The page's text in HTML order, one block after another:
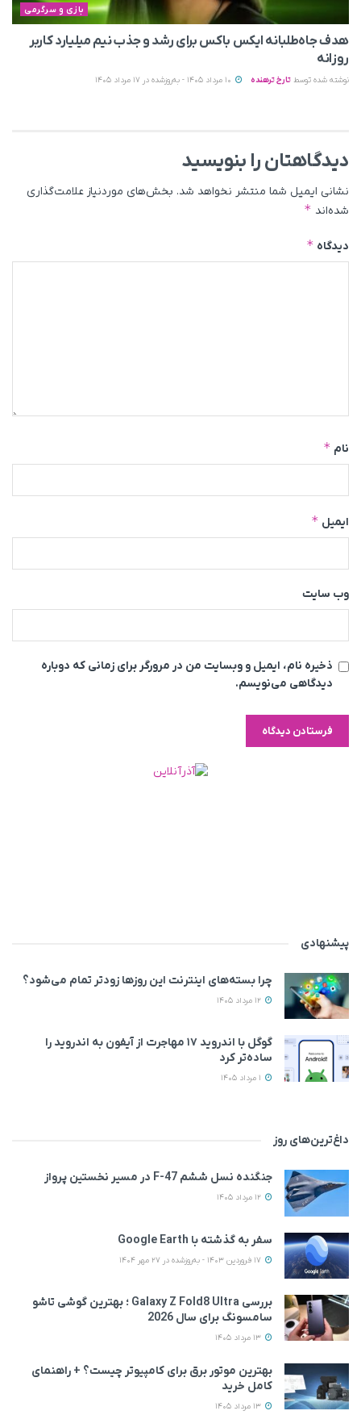
بازی و سرگرمی
هدف جاه‌طلبانه ایکس باکس برای رشد و جذب نیم میلیارد کاربر
روزانه
نوشته شده توسط تارخ ترهنده
دیدگاهتان را بنویسید
نشانی ایمیل شما منتشر نخواهد شد. بخش‌های موردنیاز علامت‌گذاری
شده‌اند *
دیدگاه *
نام *
ایمیل *
وب‌ سایت
ذخیره نام، ایمیل و وبسایت من در مرورگر برای زمانی که دوباره
دیدگاهی می‌نویسم.
پیشنهادی
چرا بسته‌های اینترنت این روزها زودتر تمام می‌شود؟
گوگل با اندروید ۱۷ مهاجرت از آیفون به اندروید را
ساده‌تر کرد
داغ‌ترین‌های روز
جنگنده نسل ششم F-47 در مسیر نخستین پرواز
سفر به گذشته با Google Earth
بررسی Galaxy Z Fold8 Ultra ؛ بهترین گوشی تاشو
سامسونگ برای سال 2026
بهترین موتور برق برای کامپیوتر چیست؟ + راهنمای
کامل خرید